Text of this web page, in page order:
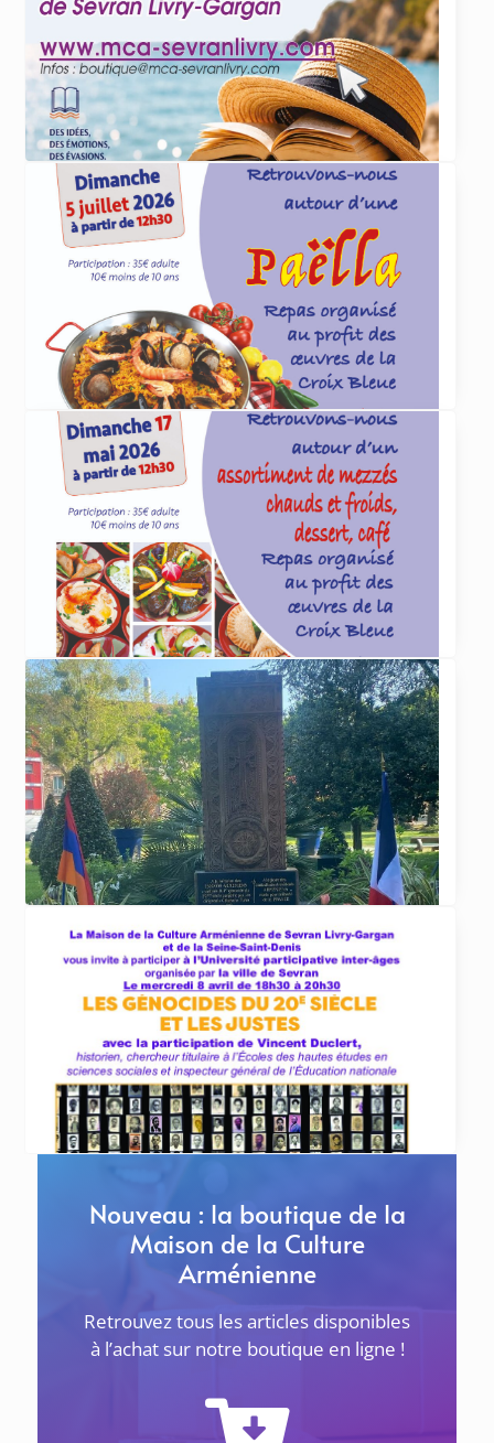
ACTUALITÉS
4 juin 2026
Et cet été, que lirez-vous
... lire plus
ACTUALITÉS
4 juin 2026
Paëlla organisée par la Croix Bleue le 5 juillet
La Croix Bleue des Arméniens de France
section Dirouhie Missakian de Sevran-Livry
organise ... lire plus
ACTUALITÉS
29 avril 2026
Repas de la Croix Bleue le 17 mai 2026
La Croix Bleue des Arméniens de France
section Dirouhie Missakian de Sevran-Livry
organise... lire plus
ACTUALITÉS
20 avril 2026
Commémorations du 111ème anniversaire du
génocide des Arméniens de 1915 au Raincy, à
Sevran et Livry-Gargan
LE RAINCY Samedi 25 avril à 11h au
Nouveau : la boutique de la
Maison de la Culture
Arménienne
Retrouvez tous les articles disponibles
à l’achat sur notre boutique en ligne !